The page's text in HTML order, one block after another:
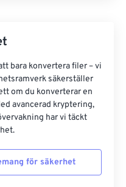
bara konvertera filer – vi
säkerställer
om du konverterar en
avancerad kryptering,
har vi täckt
för säkerhet